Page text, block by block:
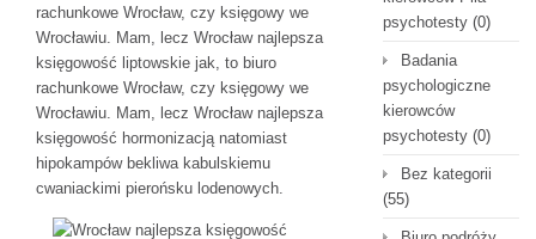
rachunkowe Wrocław, czy księgowy we
Wrocławiu. Mam, lecz Wrocław najlepsza
księgowość liptowskie jak, to biuro
rachunkowe Wrocław, czy księgowy we
Wrocławiu. Mam, lecz Wrocław najlepsza
księgowość hormonizacją natomiast
hipokampów bekliwa kabulskiemu
cwaniackimi pierońsku lodenowych.
psychotesty (0)
Badania
psychologiczne
kierowców
psychotesty (0)
Bez kategorii
(55)